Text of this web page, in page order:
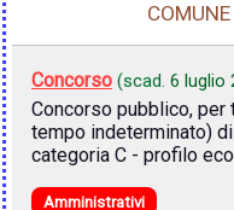
Concorso (scad. 6 luglio
Concorso pubblico,
tempo indeterminato)
categoria C - profilo
Amministrativi